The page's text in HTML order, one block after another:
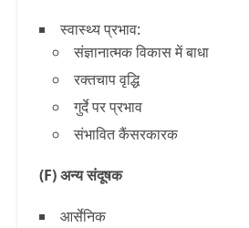
स्वास्थ्य प्रभाव:
संज्ञानात्मक विकास में बाधा
रक्तचाप वृद्धि
गुर्दे पर प्रभाव
संभावित कैंसरकारक
(F) अन्य संदूषक
आर्सेनिक